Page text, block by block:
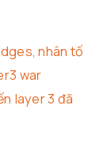
nhân tố
war
layer 3 đã